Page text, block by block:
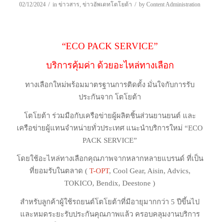
02/12/2024 / inข่าวสาร,ข่าวอัพเดทโตโยต้า / byContent Administration
“ECO PACK SERVICE”
บริการคุ้มค่า ด้วยอะไหล่ทางเลือก
ทางเลือกใหม่พร้อมมาตรฐานการติดตั้ง มั่นใจกับการรับ
ประกันจาก โตโยต้า
โตโยต้า ร่วมมือกับเครือข่ายผู้ผลิตชิ้นส่วนยานยนต์ และ
เครือข่ายผู้แทนจำหน่ายทั่วประเทศ แนะนำบริการใหม่ “ECO
PACK SERVICE”
โดยใช้อะไหล่ทางเลือกคุณภาพจากหลากหลายแบรนด์ ที่เป็น
ที่ยอมรับในตลาด ( T-OPT, Cool Gear, Aisin, Advics,
TOKICO, Bendix, Deestone )
สำหรับลูกค้าผู้ใช้รถยนต์โตโยต้าที่มีอายุมากกว่า 5 ปีขึ้นไป
และหมดระยะรับประกันคุณภาพแล้ว ครอบคลุมงานบริการ